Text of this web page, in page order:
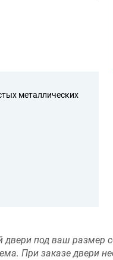
металлических
двери под ваш размер
При заказе двери